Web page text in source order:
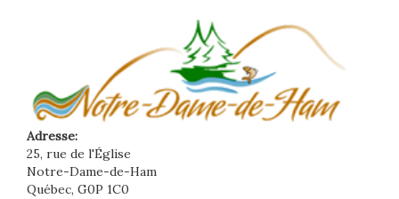
Adresse:
25, rue de l'Église
Notre-Dame-de-Ham
Québec, G0P 1C0